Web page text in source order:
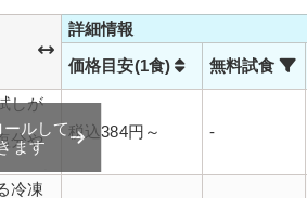
詳細情報
価格目安(1食)
無料試食
しが
分や
わず
税込384円～ -
冷凍
ールして
ます